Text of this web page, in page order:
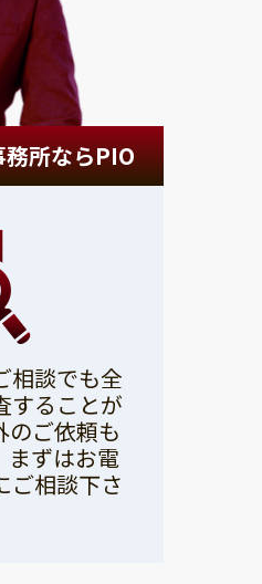
所ならPIO
相談でも全
することが
のご依頼も
まずはお電
ご相談下さ